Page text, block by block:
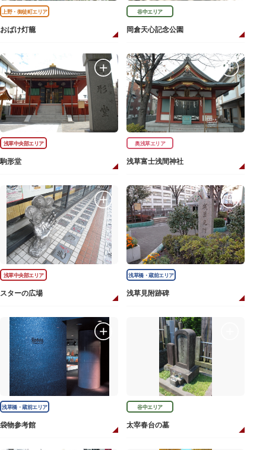
上野・御徒町エリア
おばけ灯籠
谷中エリア
岡倉天心記念公園
浅草中央部エリア
駒形堂
奥浅草エリア
浅草富士浅間神社
浅草中央部エリア
スターの広場
浅草橋・蔵前エリア
浅草見附跡碑
浅草橋・蔵前エリア
袋物参考館
谷中エリア
太宰春台の墓